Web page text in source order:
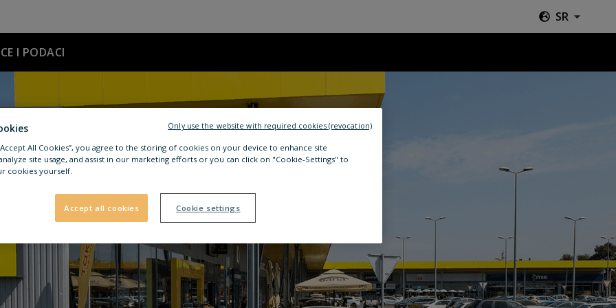
SR
I PODACI
All Cookies”, you agree to the storing of cookies on your device to enhance site
site usage, and assist in our marketing efforts or you can click on "Cookie-Settings" to
cookies yourself.
Accept all cookies Cookie settings
Only use the website with required cookies (revocation)